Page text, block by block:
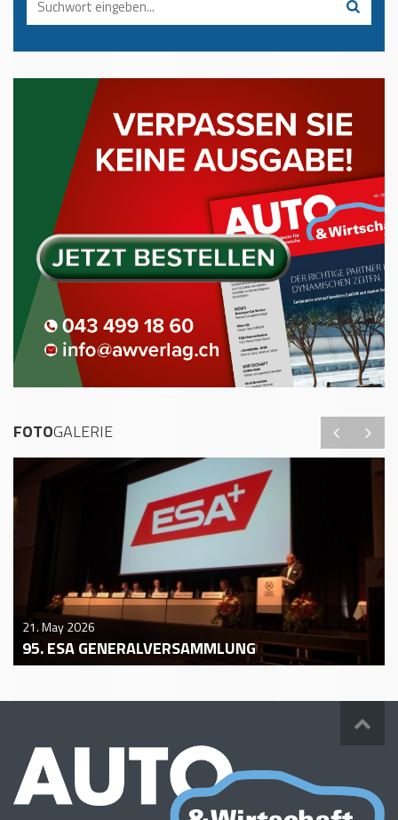
FOTOGALERIE
21. May 2026
95. ESA GENERALVERSAMMLUNG